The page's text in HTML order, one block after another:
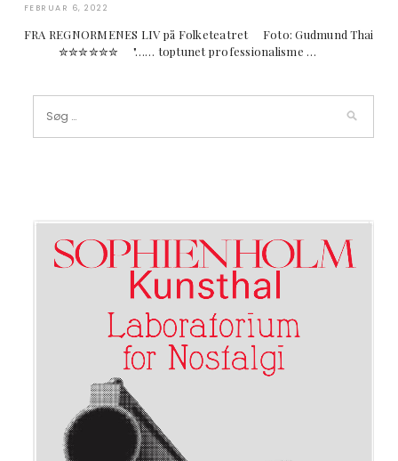
FEBRUAR 6, 2022
FRA REGNORMENES LIV på Folketeatret Foto: Gudmund Thai
✮✮✮✮✮✮ "…… toptunet professionalisme …